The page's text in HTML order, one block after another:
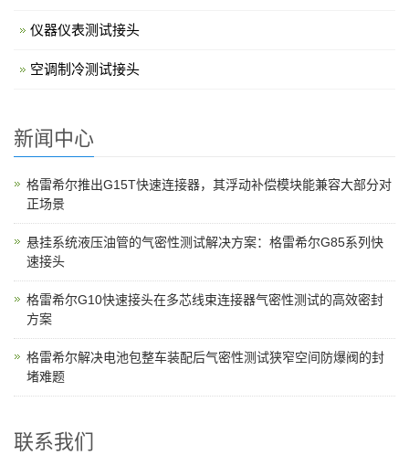
仪器仪表测试接头
空调制冷测试接头
新闻中心
格雷希尔推出G15T快速连接器，其浮动补偿模块能兼容大部分对
正场景
悬挂系统液压油管的气密性测试解决方案：格雷希尔G85系列快
速接头
格雷希尔G10快速接头在多芯线束连接器气密性测试的高效密封
方案
格雷希尔解决电池包整车装配后气密性测试狭窄空间防爆阀的封
堵难题
联系我们